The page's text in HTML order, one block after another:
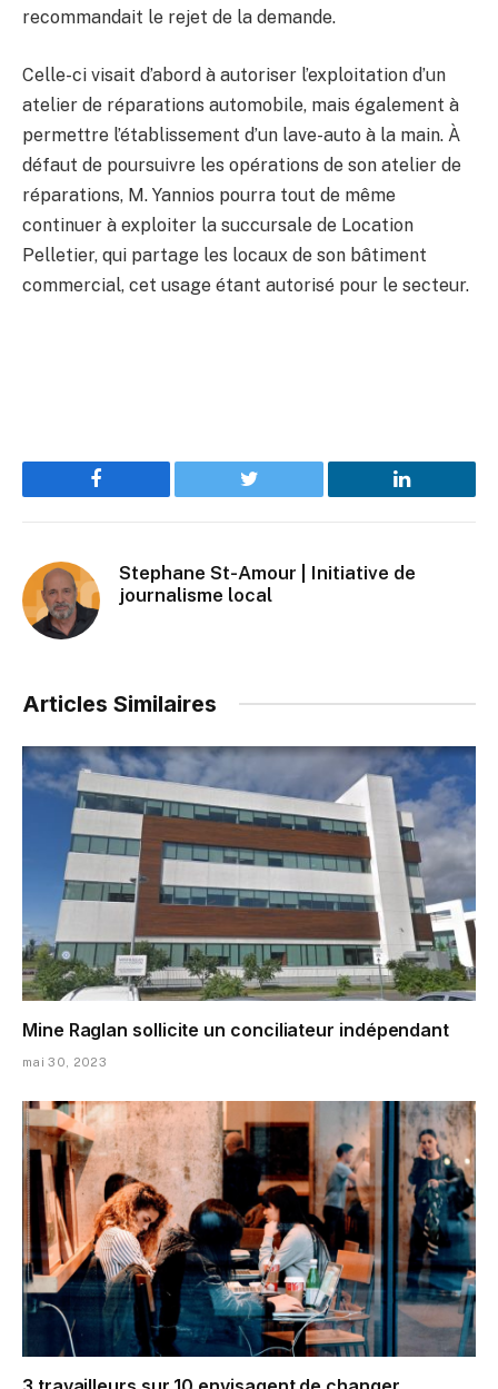
recommandait le rejet de la demande.
Celle-ci visait d’abord à autoriser l’exploitation d’un
atelier de réparations automobile, mais également à
permettre l’établissement d’un lave-auto à la main. À
défaut de poursuivre les opérations de son atelier de
réparations, M. Yannios pourra tout de même
continuer à exploiter la succursale de Location
Pelletier, qui partage les locaux de son bâtiment
commercial, cet usage étant autorisé pour le secteur.
Facebook Twitter LinkedIn
Stephane St-Amour | Initiative de
journalisme local
Articles Similaires
Mine Raglan sollicite un conciliateur indépendant
mai 30, 2023